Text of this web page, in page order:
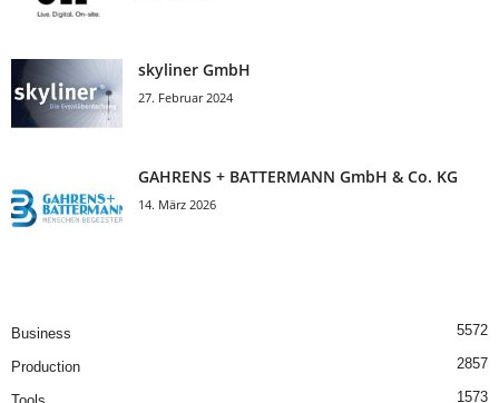
skyliner GmbH
27. Februar 2024
GAHRENS + BATTERMANN GmbH & Co. KG
14. März 2026
Business 5572
Production 2857
1573